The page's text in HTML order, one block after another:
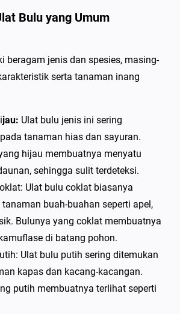
Bulu yang Umum
beragam jenis dan spesies, masing-
serta tanaman inang
jau: Ulat bulu jenis ini sering
tanaman hias dan sayuran.
hijau membuatnya menyatu
sehingga sulit terdeteksi.
Ulat bulu coklat biasanya
tanaman buah-buahan seperti apel,
Bulunya yang coklat membuatnya
di batang pohon.
Ulat bulu putih sering ditemukan
kapas dan kacang-kacangan.
putih membuatnya terlihat seperti